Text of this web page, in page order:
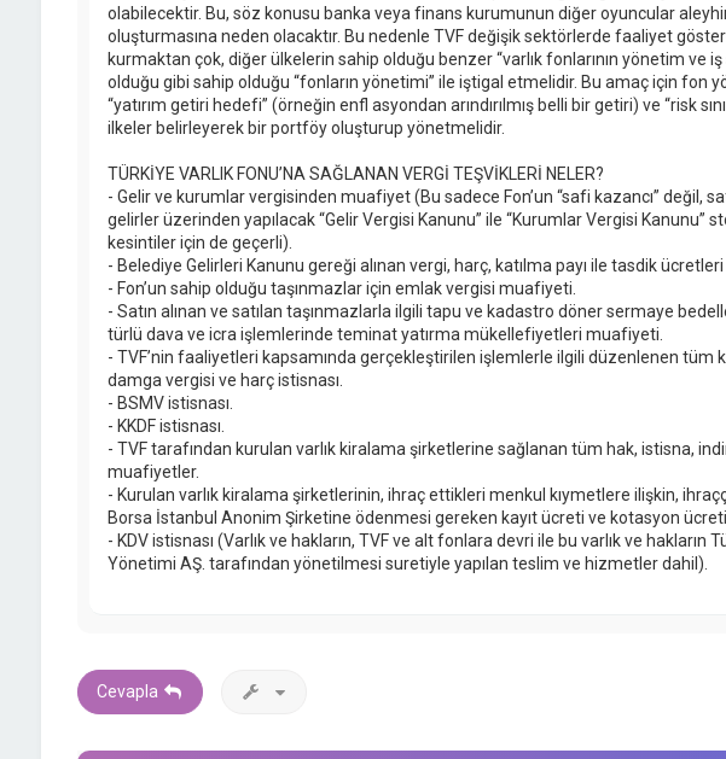
olabilecektir. Bu, söz konusu banka veya finans kurumunun diğer oyuncular
oluşturmasına neden olacaktır. Bu nedenle TVF değişik sektörlerde faaliyet
kurmaktan çok, diğer ülkelerin sahip olduğu benzer “varlık fonlarının yönetim ve
olduğu gibi sahip olduğu “fonların yönetimi” ile iştigal etmelidir. Bu amaç için fon
“yatırım getiri hedefi” (örneğin enfl asyondan arındırılmış belli bir getiri) ve “risk
ilkeler belirleyerek bir portföy oluşturup yönetmelidir.
TÜRKİYE VARLIK FONU’NA SAĞLANAN VERGİ TEŞVİKLERİ NELER?
- Gelir ve kurumlar vergisinden muafiyet (Bu sadece Fon’un “safi kazancı” değil,
gelirler üzerinden yapılacak “Gelir Vergisi Kanunu” ile “Kurumlar Vergisi Kanunu”
kesintiler için de geçerli).
- Belediye Gelirleri Kanunu gereği alınan vergi, harç, katılma payı ile tasdik
- Fon’un sahip olduğu taşınmazlar için emlak vergisi muafiyeti.
- Satın alınan ve satılan taşınmazlarla ilgili tapu ve kadastro döner sermaye
türlü dava ve icra işlemlerinde teminat yatırma mükellefiyetleri muafiyeti.
- TVF’nin faaliyetleri kapsamında gerçekleştirilen işlemlerle ilgili düzenlenen tüm
damga vergisi ve harç istisnası.
- BSMV istisnası.
- KKDF istisnası.
- TVF tarafından kurulan varlık kiralama şirketlerine sağlanan tüm hak, istisna,
muafiyetler.
- Kurulan varlık kiralama şirketlerinin, ihraç ettikleri menkul kıymetlere ilişkin,
Borsa İstanbul Anonim Şirketine ödenmesi gereken kayıt ücreti ve kotasyon
- KDV istisnası (Varlık ve hakların, TVF ve alt fonlara devri ile bu varlık ve hakların
Yönetimi AŞ. tarafından yönetilmesi suretiyle yapılan teslim ve hizmetler dahil).
Cevapla